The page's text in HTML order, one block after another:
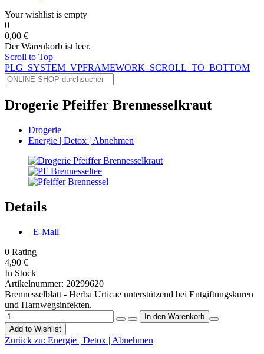
Your wishlist is empty
0
0,00 €
Der Warenkorb ist leer.
Scroll to Top
PLG_SYSTEM_VPFRAMEWORK_SCROLL_TO_BOTTOM
Drogerie Pfeiffer Brennesselkraut
Drogerie
Energie | Detox | Abnehmen
Details
E-Mail
0 Rating
4,90 €
In Stock
Artikelnummer: 20299620
Brennesselblatt - Herba Urticae unterstützend bei Entgiftungskuren
und Harnwegsinfekten.
Add to Wishlist
Zurück zu: Energie | Detox | Abnehmen